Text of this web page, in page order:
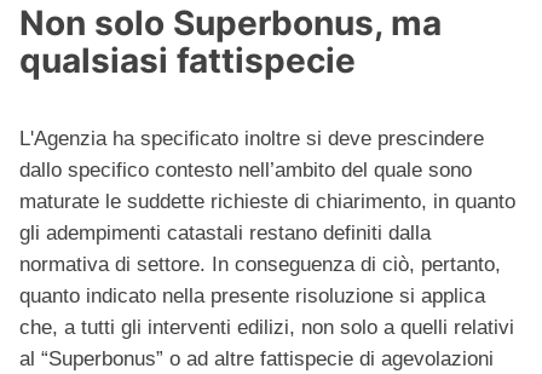
Non solo Superbonus, ma
qualsiasi fattispecie
L'Agenzia ha specificato inoltre si deve prescindere
dallo specifico contesto nell’ambito del quale sono
maturate le suddette richieste di chiarimento, in quanto
gli adempimenti catastali restano definiti dalla
normativa di settore. In conseguenza di ciò, pertanto,
quanto indicato nella presente risoluzione si applica
che, a tutti gli interventi edilizi, non solo a quelli relativi
al “Superbonus” o ad altre fattispecie di agevolazioni